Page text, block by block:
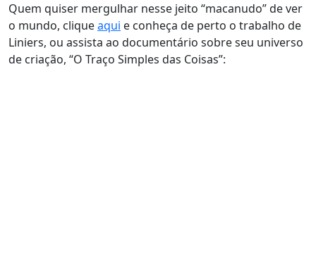
Quem quiser mergulhar nesse jeito “macanudo” de ver
o mundo, cliqueaqui e conheça de perto o trabalho de
Liniers, ou assista ao documentário sobre seu universo
de criação, “O Traço Simples das Coisas”: